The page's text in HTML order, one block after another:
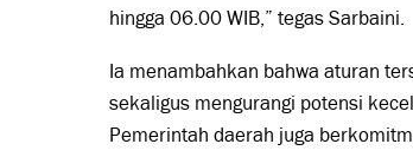
hingga 06.00 WIB,” tegas Sarbaini.
Ia menambahkan bahwa aturan
sekaligus mengurangi potensi
Pemerintah daerah juga